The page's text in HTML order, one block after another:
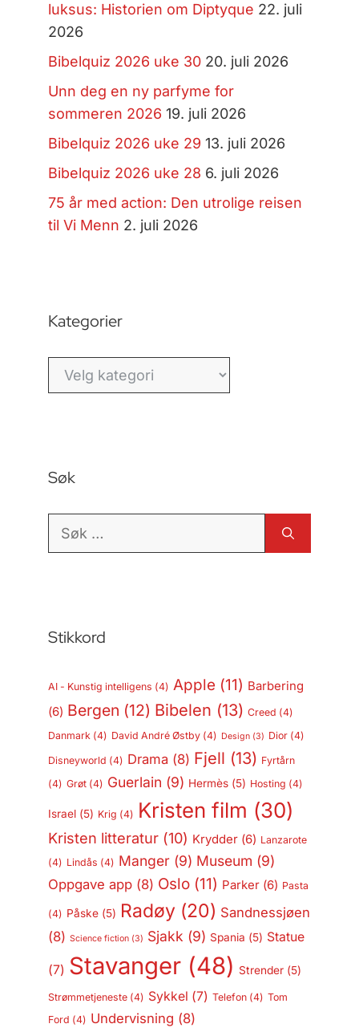
luksus: Historien om Diptyque 22. juli
2026
Bibelquiz 2026 uke 30 20. juli 2026
Unn deg en ny parfyme for
sommeren 2026 19. juli 2026
Bibelquiz 2026 uke 29 13. juli 2026
Bibelquiz 2026 uke 28 6. juli 2026
75 år med action: Den utrolige reisen
til Vi Menn 2. juli 2026
Kategorier
Kategorier
Søk
Søk
Stikkord
AI - Kunstig intelligens (4) Apple (11) Barbering
(6) Bergen (12) Bibelen (13) Creed (4)
Danmark(4) David André Østby(4) Design(3) Dior(4)
Disneyworld (4) Drama (8) Fjell (13) Fyrtårn
(4) Grøt(4) Guerlain (9) Hermès(5) Hosting (4)
Israel(5) Krig (4) Kristen film (30)
Kristen litteratur(10) Krydder(6) Lanzarote
(4) Lindås (4) Manger(9) Museum (9)
Oppgave app(8) Oslo(11) Parker(6) Pasta
(4) Påske(5) Radøy(20) Sandnessjøen
(8) Science fiction(3) Sjakk (9) Spania (5) Statue
(7) Stavanger(48) Strender(5)
Strømmetjeneste(4) Sykkel (7) Telefon(4) Tom
Ford (4) Undervisning (8)